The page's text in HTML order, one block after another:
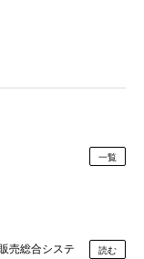
一覧
売総合システ
読む